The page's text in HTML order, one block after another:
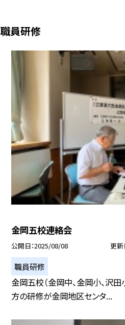
職員研修
金岡五校連絡会
公開日 2025/08/08 更新
職員研修
金岡五校（金岡中、金岡小、沢田
方の研修が金岡地区センタ...